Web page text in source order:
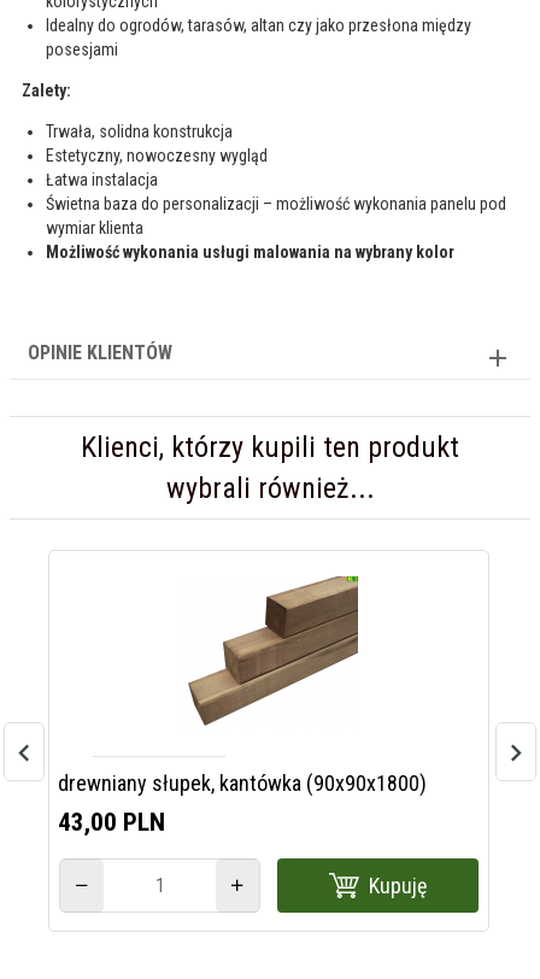
Idealny do ogrodów, tarasów, altan czy jako przesłona między
posesjami
Zalety:
Trwała, solidna konstrukcja
Estetyczny, nowoczesny wygląd
Łatwa instalacja
Świetna baza do personalizacji – możliwość wykonania panelu pod
wymiar klienta
Możliwość wykonania usługi malowania na wybrany kolor
OPINIE KLIENTÓW
Klienci, którzy kupili ten produkt
wybrali również...
drewniany słupek, kantówka (90x90x1800)
43,00 PLN
Kupuję